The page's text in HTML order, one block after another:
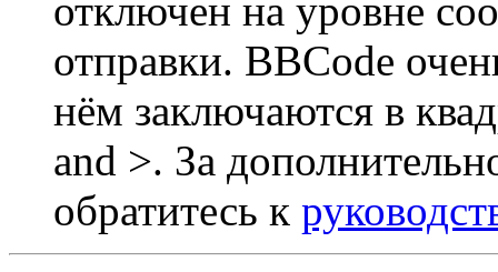
отключен на уровне
отправки. BBCode
нём заключаются в
and >. За
обратитесь к